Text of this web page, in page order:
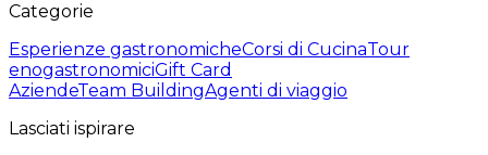
Categorie
Esperienze gastronomicheCorsi di CucinaTour
enogastronomiciGift Card
AziendeTeam BuildingAgenti di viaggio
Lasciati ispirare